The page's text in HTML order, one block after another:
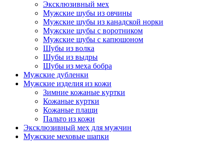
Эксклюзивный мех
Мужские шубы из овчины
Мужские шубы из канадской норки
Мужские шубы с воротником
Мужские шубы с капюшоном
Шубы из волка
Шубы из выдры
Шубы из меха бобра
Мужские дубленки
Мужские изделия из кожи
Зимние кожаные куртки
Кожаные куртки
Кожаные плащи
Пальто из кожи
Эксклюзивный мех для мужчин
Мужские меховые шапки